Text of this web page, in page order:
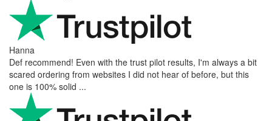
Hanna
Def recommend! Even with the trust pilot results, I'm always a bit
scared ordering from websites I did not hear of before, but this
one is 100% solid ...